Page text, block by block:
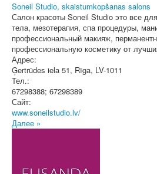
Soneil Studio, skaistumkopšanas salons
Салон красоты Soneil Studio это все
тела, мезотерапия, спа процедуры,
профессиональный макияж,
профессиональную косметику от
Адрес:
Ģertrūdes iela 51, Rīga, LV-1011
Тел.:
67298388; 67298389
Сайт:
www.soneilstudio.lv/
Далее »